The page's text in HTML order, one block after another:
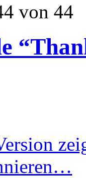
von 44